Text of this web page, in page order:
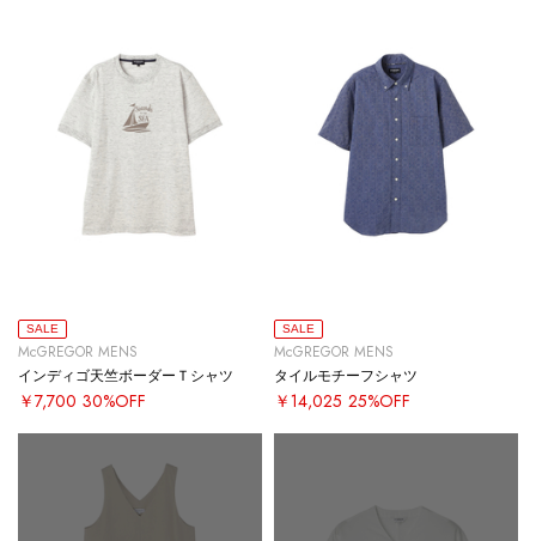
SALE
McGREGOR MENS
インディゴ天竺ボーダーＴシャツ
￥7,700 30%OFF
SALE
McGREGOR MENS
タイルモチーフシャツ
￥14,025 25%OFF